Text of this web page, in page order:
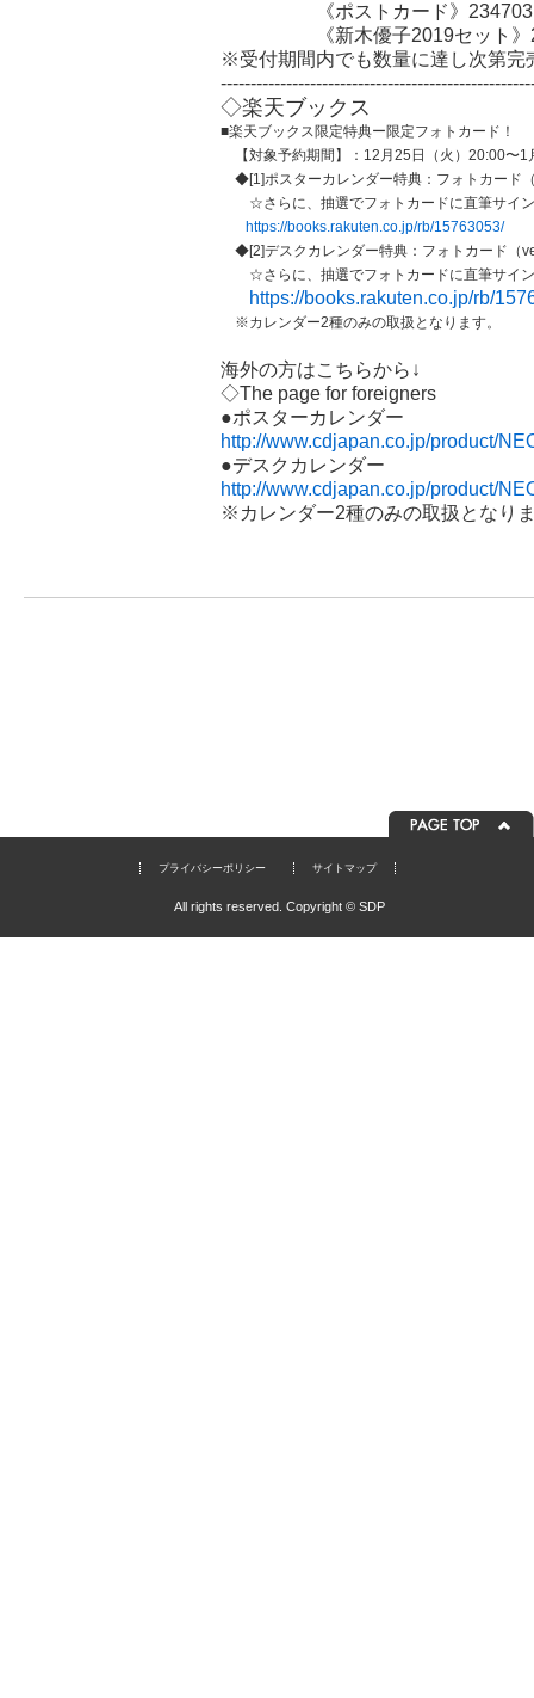
《ポストカード》234703
《新木優子2019セット》
※受付期間内でも数量に達し次第完
◇楽天ブックス
■楽天ブックス限定特典ー限定フォトカード！
【対象予約期間】：12月25日（火）20:00〜1
◆[1]ポスターカレンダー特典：フォトカード
☆さらに、 抽選でフォトカードに直筆サイン
https://books.rakuten.co.jp/rb/15763053/
◆[2]デスクカレンダー特典：フォトカード（
☆さらに、 抽選でフォトカードに直筆サイン
https://books.rakuten.co.jp/rb/
※カレンダー2種のみの取扱となります。
海外の方はこちらから↓
◇The page for foreigners
●ポスターカレンダー
http://www.cdjapan.co.jp/product/
●デスクカレンダー
http://www.cdjapan.co.jp/product/
※カレンダー2種のみの取扱となり
プライバシーポリシー サイトマップ
All rights reserved. Copyright © SDP